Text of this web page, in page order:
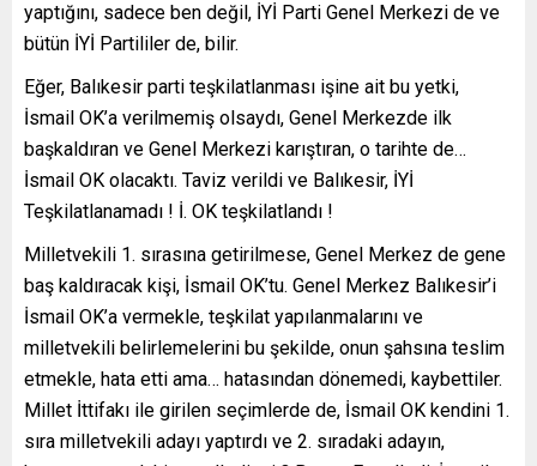
yaptığını, sadece ben değil, İYİ Parti Genel Merkezi de ve
bütün İYİ Partililer de, bilir.
Eğer, Balıkesir parti teşkilatlanması işine ait bu yetki,
İsmail OK’a verilmemiş olsaydı, Genel Merkezde ilk
başkaldıran ve Genel Merkezi karıştıran, o tarihte de…
İsmail OK olacaktı. Taviz verildi ve Balıkesir, İYİ
Teşkilatlanamadı ! İ. OK teşkilatlandı !
Milletvekili 1. sırasına getirilmese, Genel Merkez de gene
baş kaldıracak kişi, İsmail OK’tu. Genel Merkez Balıkesir’i
İsmail OK’a vermekle, teşkilat yapılanmalarını ve
milletvekili belirlemelerini bu şekilde, onun şahsına teslim
etmekle, hata etti ama… hatasından dönemedi, kaybettiler.
Millet İttifakı ile girilen seçimlerde de, İsmail OK kendini 1.
sıra milletvekili adayı yaptırdı ve 2. sıradaki adayın,